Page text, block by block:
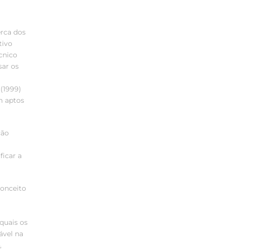
dos
os
aptos
a
os
na